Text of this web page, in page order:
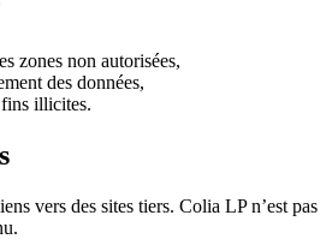
zones non autorisées,
des données,
illicites.
vers des sites tiers. Colia LP n’est pas